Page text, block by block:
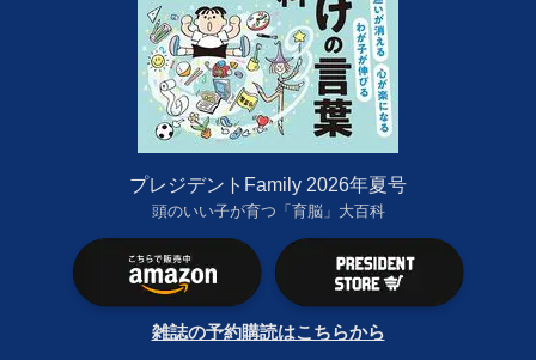
プレジデントFamily 2026年夏号
頭のいい子が育つ「育脳」大百科
雑誌の予約購読はこちらから